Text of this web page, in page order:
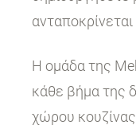
Η ομάδα της
κάθε βήμα της
χώρου